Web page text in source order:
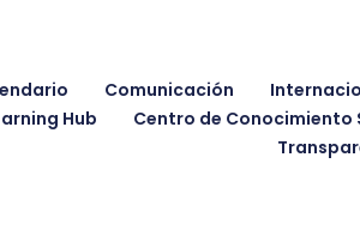
Comunicación
Hub
Centro de Conocimiento